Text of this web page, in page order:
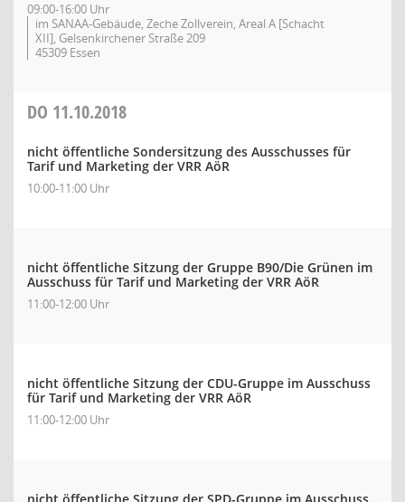
09:00-16:00 Uhr
im SANAA-Gebäude, Zeche Zollverein, Areal A [Schacht
XII], Gelsenkirchener Straße 209
45309 Essen
DO 11.10.2018
nicht öffentliche Sondersitzung des Ausschusses für
Tarif und Marketing der VRR AöR
10:00-11:00 Uhr
nicht öffentliche Sitzung der Gruppe B90/Die Grünen im
Ausschuss für Tarif und Marketing der VRR AöR
11:00-12:00 Uhr
nicht öffentliche Sitzung der CDU-Gruppe im Ausschuss
für Tarif und Marketing der VRR AöR
11:00-12:00 Uhr